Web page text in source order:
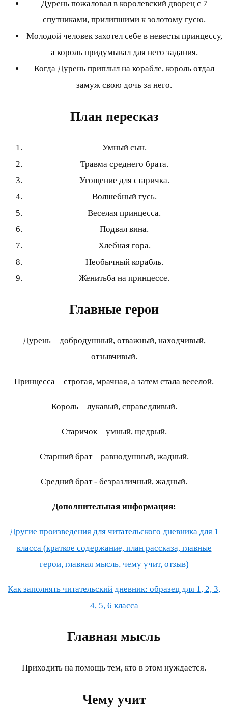
Дурень пожаловал в королевский дворец с 7
спутниками, прилипшими к золотому гусю.
Молодой человек захотел себе в невесты принцессу,
а король придумывал для него задания.
Когда Дурень приплыл на корабле, король отдал
замуж свою дочь за него.
План пересказ
Умный сын.
Травма среднего брата.
Угощение для старичка.
Волшебный гусь.
Веселая принцесса.
Подвал вина.
Хлебная гора.
Необычный корабль.
Женитьба на принцессе.
Главные герои
Дурень – добродушный, отважный, находчивый,
отзывчивый.
Принцесса – строгая, мрачная, а затем стала веселой.
Король – лукавый, справедливый.
Старичок – умный, щедрый.
Старший брат – равнодушный, жадный.
Средний брат - безразличный, жадный.
Дополнительная информация:
Другие произведения для читательского дневника для 1
класса (краткое содержание, план рассказа, главные
герои, главная мысль, чему учит, отзыв)
Как заполнять читательский дневник: образец для 1, 2, 3,
4, 5, 6 класса
Главная мысль
Приходить на помощь тем, кто в этом нуждается.
Чему учит